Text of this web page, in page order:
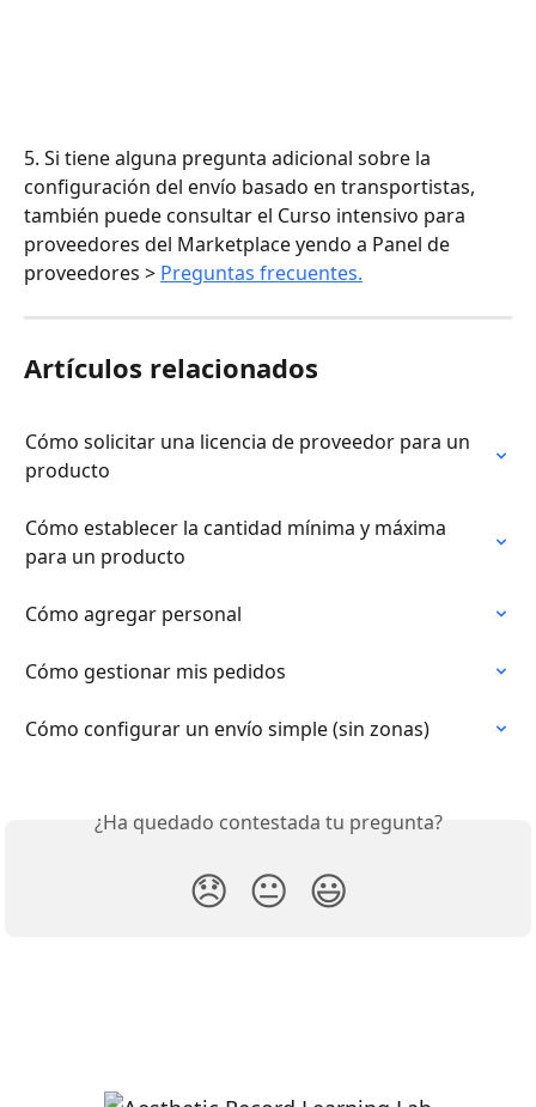
5. Si tiene alguna pregunta adicional sobre la
configuración del envío basado en transportistas,
también puede consultar el Curso intensivo para
proveedores del Marketplace yendo a Panel de
proveedores > Preguntas frecuentes.
Artículos relacionados
Cómo solicitar una licencia de proveedor para un
producto
Cómo establecer la cantidad mínima y máxima
para un producto
Cómo agregar personal
Cómo gestionar mis pedidos
Cómo configurar un envío simple (sin zonas)
¿Ha quedado contestada tu pregunta?
😞 😐 😃